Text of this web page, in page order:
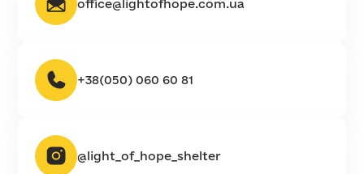
office@lightofhope.com.ua
+38(050) 060 60 81
@light_of_hope_shelter